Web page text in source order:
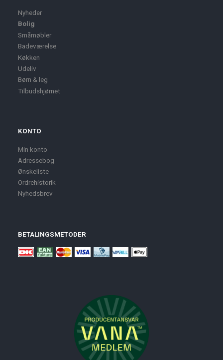
Nyheder
Bolig
Småmøbler
Badeværelse
Køkken
Udeliv
Børn & leg
Tilbudshjørnet
KONTO
Min konto
Adressebog
Ønskeliste
Ordrehistorik
Nyhedsbrev
BETALINGSMETODER